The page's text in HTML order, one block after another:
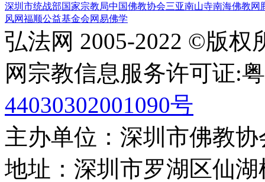
深圳市统战部国家宗教局中国佛教协会三亚南山寺南海佛教网
风网福顺公益基金会网易佛学
弘法网 2005-2022 ©版权
网宗教信息服务许可证:
44030302001090号
主办单位：深圳市佛教
地址：深圳市罗湖区仙